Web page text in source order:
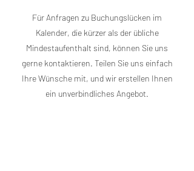
Für Anfragen zu Buchungslücken im
Kalender, die kürzer als der übliche
Mindestaufenthalt sind, können Sie uns
gerne kontaktieren. Teilen Sie uns einfach
Ihre Wünsche mit, und wir erstellen Ihnen
ein unverbindliches Angebot.